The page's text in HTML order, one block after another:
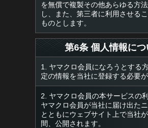
を無償で複製その他あらゆる方
し、また、第三者に利用させる
ものとします。
第6条 個人情報につ
1. ヤマクロ会員になろうとする
定の情報を当社に登録する必要が
2. ヤマクロ会員の本サービスの
ヤマクロ会員が当社に届け出た
とともにウェブサイト上で当社
間、公開されます。